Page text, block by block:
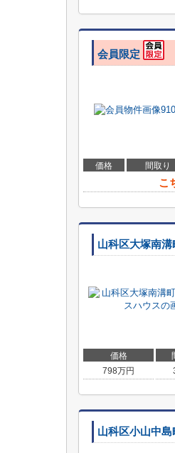
会員限定
価格 間取り
こ
山科区大塚南
価格
798万円
山科区小山中